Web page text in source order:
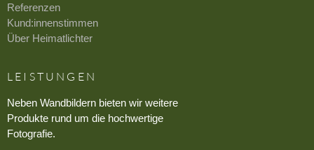
Referenzen
Kund:innenstimmen
Über Heimatlichter
LEISTUNGEN
Neben Wandbildern bieten wir weitere
Produkte rund um die hochwertige
Fotografie.